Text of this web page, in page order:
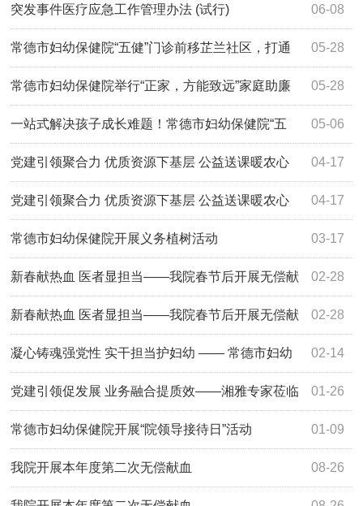
惠民出实效 06-08
突发事件医疗应急工作管理办法 (试行)
05-28
常德市妇幼保健院“五健”门诊前移芷兰社区，打通
儿童健康服务“最后一公里” 05-28
常德市妇幼保健院举行“正家，方能致远”家庭助廉
主题活动 05-06
一站式解决孩子成长难题！常德市妇幼保健院“五
健”多学科筛查门诊开诊 04-17
党建引领聚合力 优质资源下基层 公益送课暖农心
04-17
党建引领聚合力 优质资源下基层 公益送课暖农心
03-17
常德市妇幼保健院开展义务植树活动
02-28
新春献热血 医者显担当——我院春节后开展无偿献
血活动 02-28
新春献热血 医者显担当——我院春节后开展无偿献
血活动 02-14
凝心铸魂强党性 实干担当护妇幼 —— 常德市妇幼
保健院召开2025年度民主生活会 01-26
党建引领促发展 业务融合提质效——湘雅专家莅临
我院开展全流程指导交流活动 01-09
常德市妇幼保健院开展“院领导接待日”活动
08-26
我院开展本年度第二次无偿献血